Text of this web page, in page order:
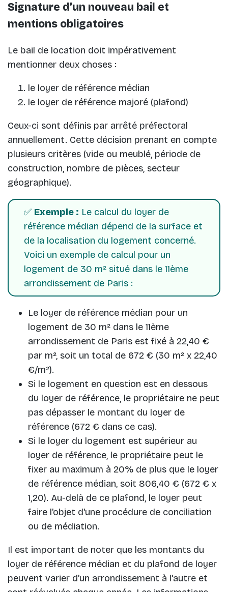
Signature d’un nouveau bail et
mentions obligatoires
Le bail de location doit impérativement
mentionner deux choses :
le loyer de référence médian
le loyer de référence majoré (plafond)
Ceux-ci sont définis par arrêté préfectoral
annuellement. Cette décision prenant en compte
plusieurs critères (vide ou meublé, période de
construction, nombre de pièces, secteur
géographique).
✅ Exemple : Le calcul du loyer de
référence médian dépend de la surface et
de la localisation du logement concerné.
Voici un exemple de calcul pour un
logement de 30 m² situé dans le 11ème
arrondissement de Paris :
Le loyer de référence médian pour un
logement de 30 m² dans le 11ème
arrondissement de Paris est fixé à 22,40 €
par m², soit un total de 672 € (30 m² x 22,40
€/m²).
Si le logement en question est en dessous
du loyer de référence, le propriétaire ne peut
pas dépasser le montant du loyer de
référence (672 € dans ce cas).
Si le loyer du logement est supérieur au
loyer de référence, le propriétaire peut le
fixer au maximum à 20% de plus que le loyer
de référence médian, soit 806,40 € (672 € x
1,20). Au-delà de ce plafond, le loyer peut
faire l'objet d'une procédure de conciliation
ou de médiation.
Il est important de noter que les montants du
loyer de référence médian et du plafond de loyer
peuvent varier d'un arrondissement à l'autre et